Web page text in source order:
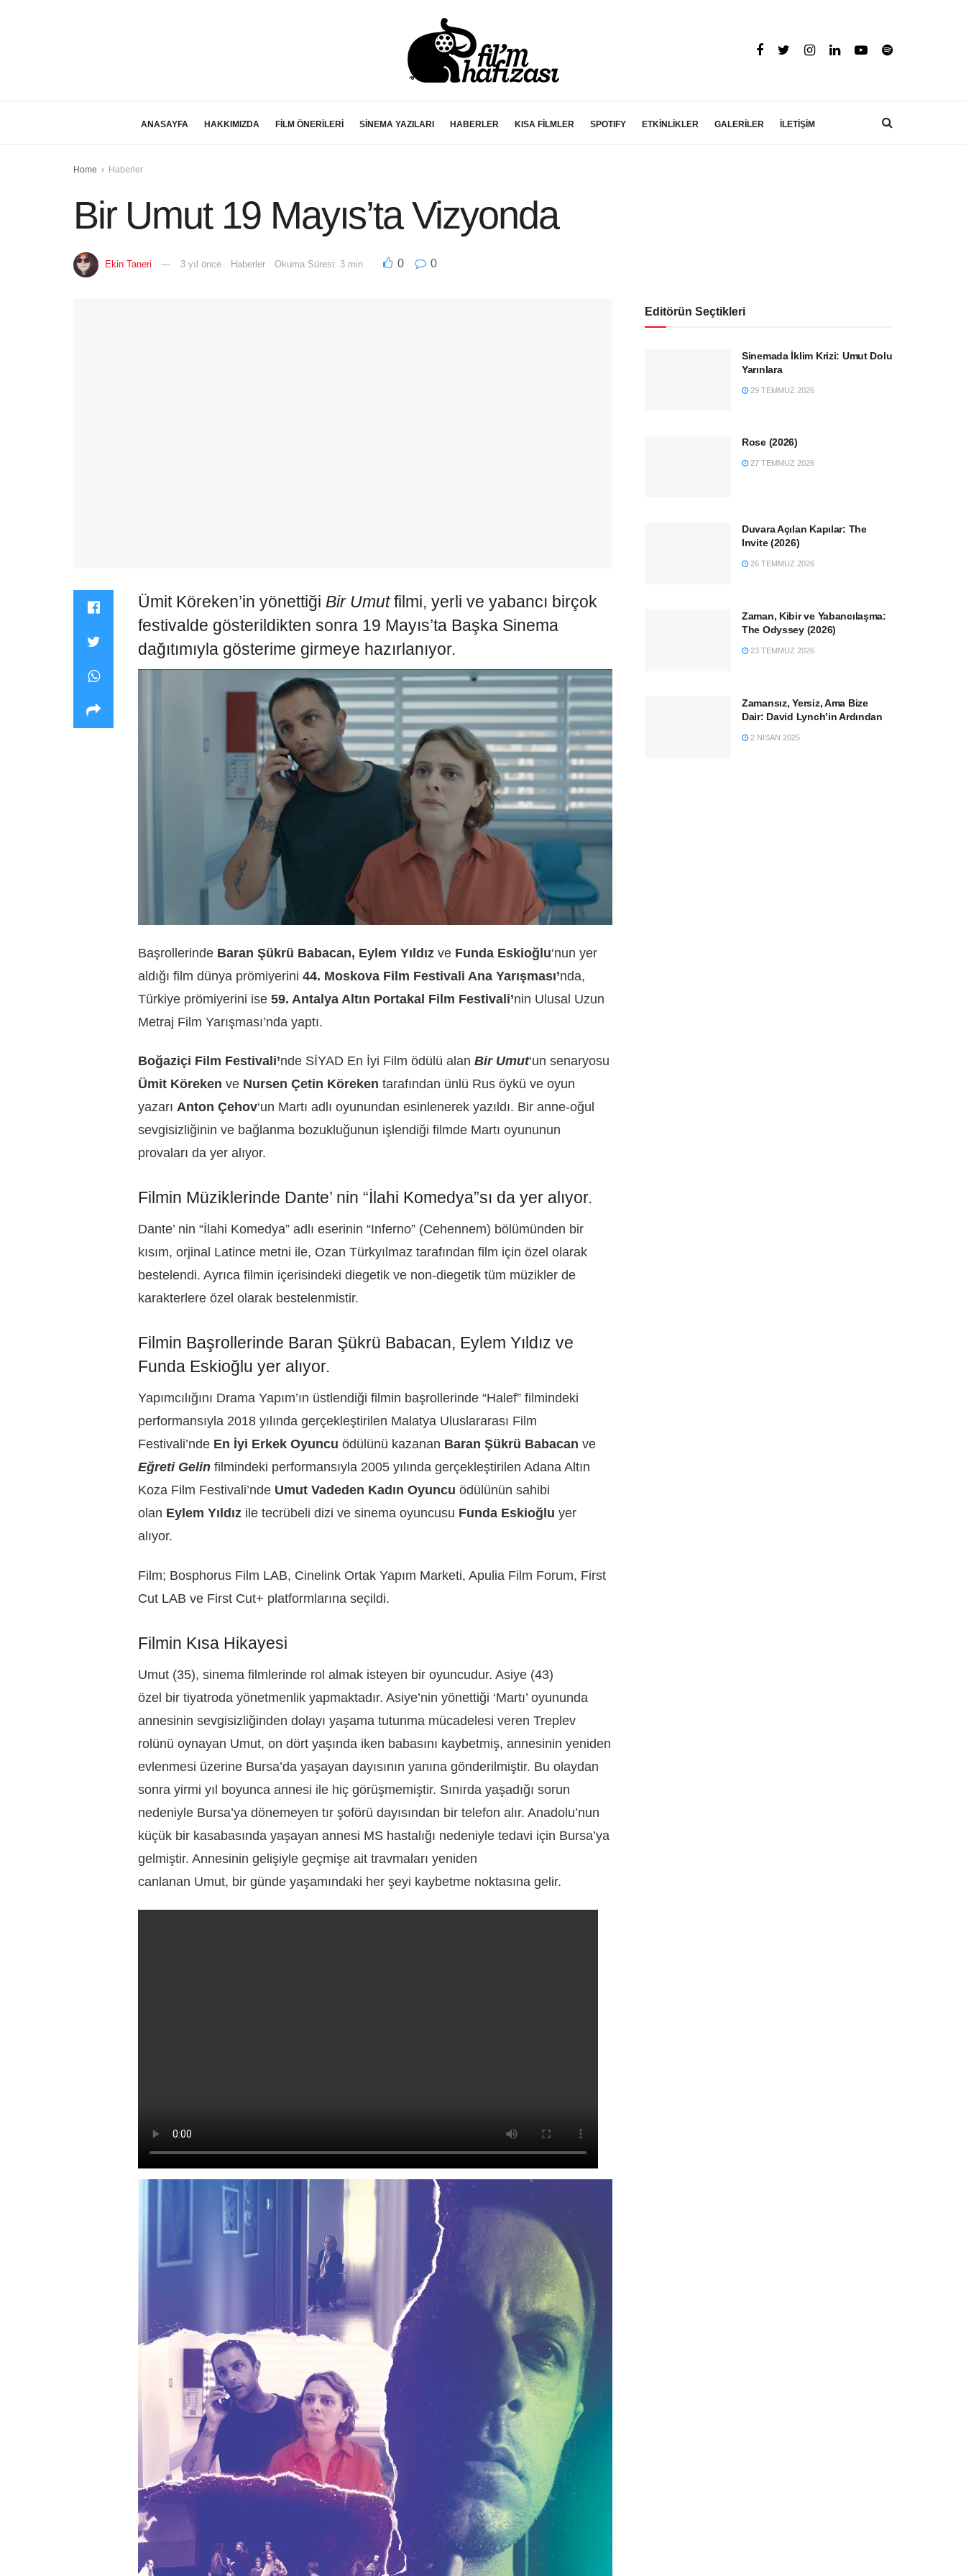
ANASAYFA HAKKIMIZDA FİLM ÖNERİLERİ SİNEMA YAZILARI HABERLER KISA FİLMLER SPOTIFY ETKİNLİKLER GALERİLER İLETİŞİM
Home Haberler
Bir Umut 19 Mayıs’ta Vizyonda
Ekin Taneri 3 yıl önce Haberler Okuma Süresi: 3 min 0 0
Ümit Köreken’in yönettiği Bir Umutfilmi, yerli ve yabancı birçok
festivalde gösterildikten sonra 19 Mayıs’ta Başka Sinema
dağıtımıyla gösterime girmeye hazırlanıyor.
Başrollerinde Baran Şükrü Babacan, Eylem Yıldız ve Funda Eskioğlu‘nun yer
aldığı film dünya prömiyerini 44. Moskova Film Festivali Ana Yarışması’nda,
Türkiye prömiyerini ise 59. Antalya Altın Portakal Film Festivali’nin Ulusal Uzun
Metraj Film Yarışması’nda yaptı.
Boğaziçi Film Festivali’nde SİYAD En İyi Film ödülü alan Bir Umut‘un senaryosu
Ümit Köreken ve Nursen Çetin Köreken tarafından ünlü Rus öykü ve oyun
yazarı Anton Çehov‘un Martı adlı oyunundan esinlenerek yazıldı. Bir anne-oğul
sevgisizliğinin ve bağlanma bozukluğunun işlendiği filmde Martı oyununun
provaları da yer alıyor.
Filmin Müziklerinde Dante’ nin “İlahi Komedya”sı da yer alıyor.
Dante’ nin “İlahi Komedya” adlı eserinin “Inferno” (Cehennem) bölümünden bir
kısım, orjinal Latince metni ile, Ozan Türkyılmaz tarafından film için özel olarak
bestelendi. Ayrıca filmin içerisindeki diegetik ve non-diegetik tüm müzikler de
karakterlere özel olarak bestelenmistir.
Filmin Başrollerinde Baran Şükrü Babacan, Eylem Yıldız ve
Funda Eskioğlu yer alıyor.
Yapımcılığını Drama Yapım’ın üstlendiği filmin başrollerinde “Halef” filmindeki
performansıyla 2018 yılında gerçekleştirilen Malatya Uluslararası Film
Festivali’nde En İyi Erkek Oyuncu ödülünü kazanan Baran Şükrü Babacan ve
Eğreti Gelin filmindeki performansıyla 2005 yılında gerçekleştirilen Adana Altın
Koza Film Festivali’nde Umut Vadeden Kadın Oyuncu ödülünün sahibi
olan Eylem Yıldız ile tecrübeli dizi ve sinema oyuncusu Funda Eskioğlu yer
alıyor.
Film; Bosphorus Film LAB, Cinelink Ortak Yapım Marketi, Apulia Film Forum, First
Cut LAB ve First Cut+ platformlarına seçildi.
Filmin Kısa Hikayesi
Umut (35), sinema filmlerinde rol almak isteyen bir oyuncudur. Asiye (43)
özel bir tiyatroda yönetmenlik yapmaktadır. Asiye’nin yönettiği ‘Martı’ oyununda
annesinin sevgisizliğinden dolayı yaşama tutunma mücadelesi veren Treplev
rolünü oynayan Umut, on dört yaşında iken babasını kaybetmiş, annesinin yeniden
evlenmesi üzerine Bursa’da yaşayan dayısının yanına gönderilmiştir. Bu olaydan
sonra yirmi yıl boyunca annesi ile hiç görüşmemiştir. Sınırda yaşadığı sorun
nedeniyle Bursa’ya dönemeyen tır şoförü dayısından bir telefon alır. Anadolu’nun
küçük bir kasabasında yaşayan annesi MS hastalığı nedeniyle tedavi için Bursa’ya
gelmiştir. Annesinin gelişiyle geçmişe ait travmaları yeniden
canlanan Umut, bir günde yaşamındaki her şeyi kaybetme noktasına gelir.
Editörün Seçtikleri
Sinemada İklim Krizi: Umut Dolu
Yarınlara
29 TEMMUZ 2026
Rose (2026)
27 TEMMUZ 2026
Duvara Açılan Kapılar: The
Invite (2026)
26 TEMMUZ 2026
Zaman, Kibir ve Yabancılaşma:
The Odyssey (2026)
23 TEMMUZ 2026
Zamansız, Yersiz, Ama Bize
Dair: David Lynch’in Ardından
2 NISAN 2025